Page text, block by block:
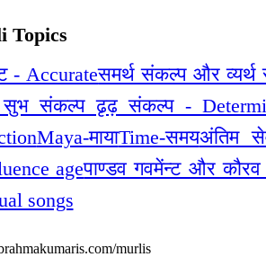
Topics
- Accurateसमर्थ संकल्प और
सुभ संकल्प ढृढ़ संकल्प -
Maya-मायाTime-समयअंतिम
ageपाण्डव गवमेंन्ट और
songs
murlis